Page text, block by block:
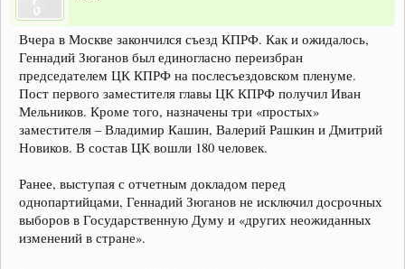
Вчера в Москве закончился съезд КПРФ. Как и ожидалось,
Геннадий Зюганов был единогласно переизбран
председателем ЦК КПРФ на послесъездовском пленуме.
Пост первого заместителя главы ЦК КПРФ получил Иван
Мельников. Кроме того, назначены три «простых»
заместителя – Владимир Кашин, Валерий Рашкин и Дмитрий
Новиков. В состав ЦК вошли 180 человек.
Ранее, выступая с отчетным докладом перед
однопартийцами, Геннадий Зюганов не исключил досрочных
выборов в Государственную Думу и «других неожиданных
изменений в стране».